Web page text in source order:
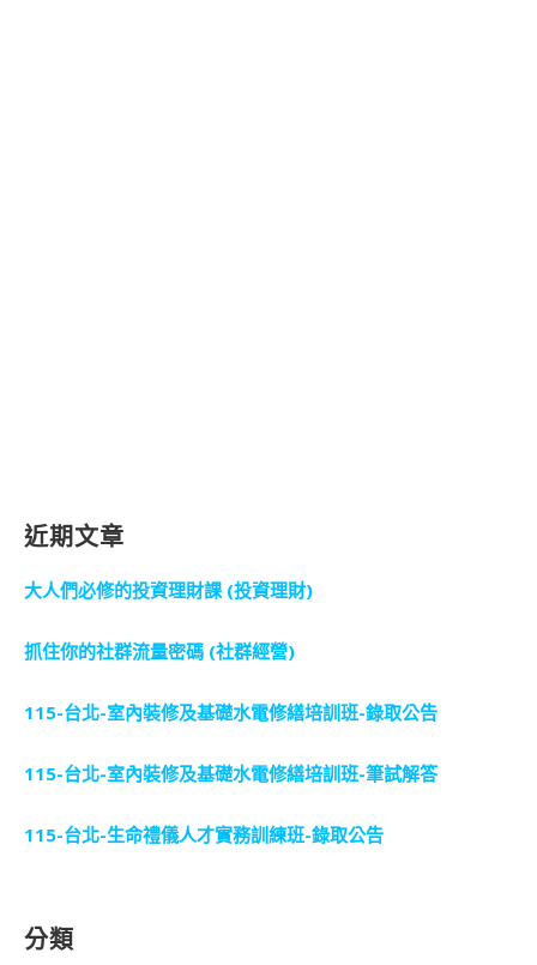
近期文章
大人們必修的投資理財課 (投資理財)
抓住你的社群流量密碼 (社群經營)
115-台北-室內裝修及基礎水電修繕培訓班-錄取公告
115-台北-室內裝修及基礎水電修繕培訓班-筆試解答
115-台北-生命禮儀人才實務訓練班-錄取公告
分類